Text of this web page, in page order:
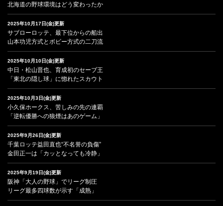
北海道の野球環境はどう変わったか
2025年10月17日(金)更新
サブローロッテ、最下位からの船出
山本功児方式とボビー方式の二刀流
2025年10月10日(金)更新
中日・松山晋也、育成初のセーブ王
「東北の隠し球」に惚れたスカウト
2025年10月3日(金)更新
小久保ホークス、苦しみの先の連覇
「逆転優勝への狼煙はあのゲーム」
2025年9月26日(金)更新
千葉ロッテ益田直也“不名誉の負傷”
金田正一は「カッとなっても冷静」
2025年9月19日(金)更新
阪神「大人の野球」でリーグ制圧
リーグ最多四球数が示す「成熟」